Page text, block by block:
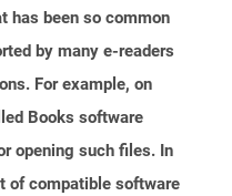
has been so common
by many e-readers
For example, on
Books software
opening such files. In
of compatible software